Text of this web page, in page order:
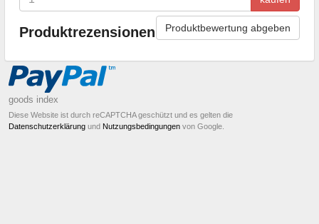
Produktrezensionen Produktbewertung abgeben
goods index
Diese Website ist durch reCAPTCHA geschützt und es gelten die
Datenschutzerklärung und Nutzungsbedingungen von Google.